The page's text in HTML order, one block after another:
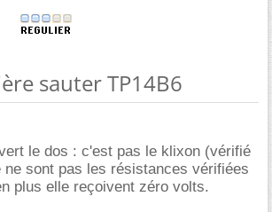
sauter TP14B6
le dos : c'est pas le klixon (vérifié
sont pas les résistances vérifiées
plus elle reçoivent zéro volts.